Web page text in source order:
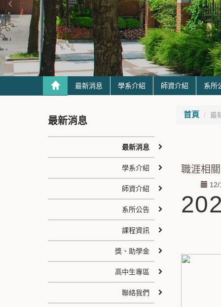
最新消息 學系介紹 師資介紹 系所
首頁 最
職涯相
最新消息
最新消息
學系介紹
師資介紹
系所公告
課程資訊
獎、助學金
高中生專區
聯絡我們